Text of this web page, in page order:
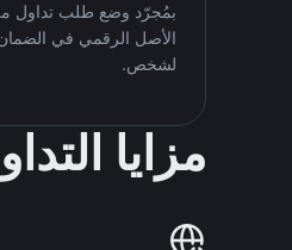
بمُجرّد وضع طلب
لشخص.
مزايا